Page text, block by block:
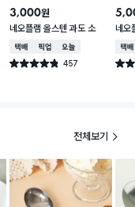
3,000원
네오플램 올스텐 과도 소
택배배송매장픽업오늘배송
별점 4.8점 457
건 작성
네오
기
택배
별점
전체보기